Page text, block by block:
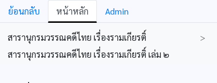
ย้อนกลับ หน้าหลัก Admin
สารานุกรมวรรณคดีไทย เรื่องรามเกียรติ์
>
สารานุกรมวรรณคดีไทย เรื่องรามเกียรติ์ เล่ม ๒